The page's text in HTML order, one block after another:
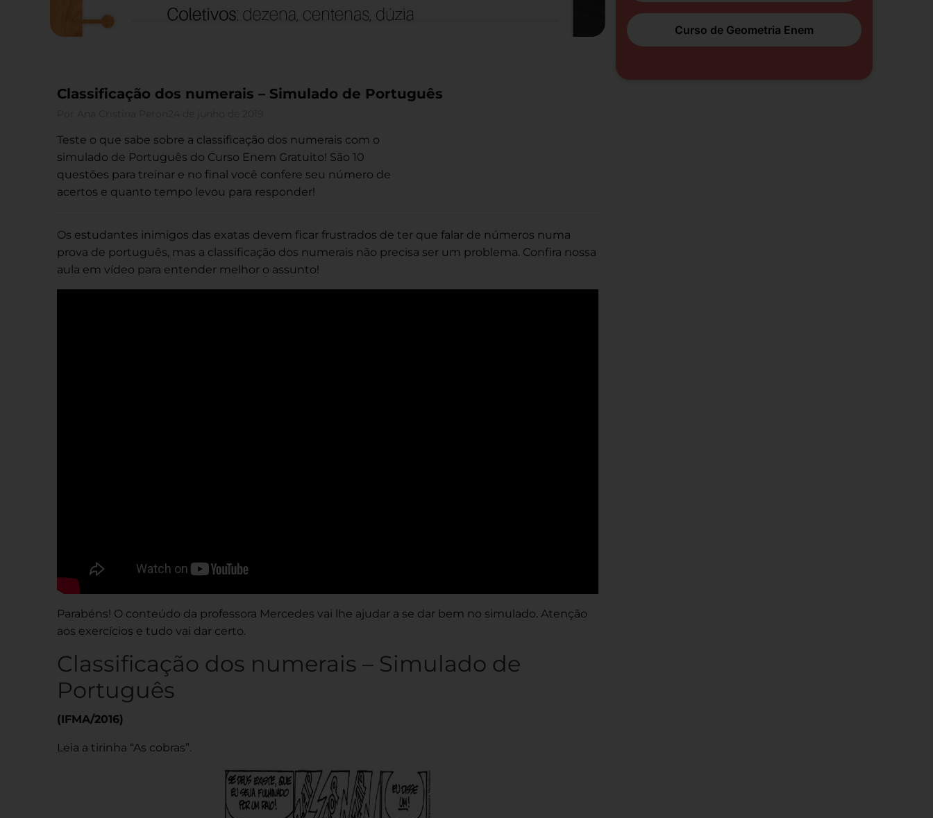
Classificação dos numerais – Simulado de Português
Teste o que sabe sobre a classificação dos numerais com o
simulado de Português do Curso Enem Gratuito! São 10
questões para treinar e no final você confere seu número de
acertos e quanto tempo levou para responder!
Os estudantes inimigos das exatas devem ficar frustrados de ter que falar de números numa
prova de português, mas a classificação dos numerais não precisa ser um problema. Confira nossa
aula em vídeo para entender melhor o assunto!
Parabéns! O conteúdo da professora Mercedes vai lhe ajudar a se dar bem no simulado. Atenção
aos exercícios e tudo vai dar certo.
Classificação dos numerais – Simulado de
Português
(IFMA/2016)
Leia a tirinha “As cobras”.
Curso de Geometria Enem